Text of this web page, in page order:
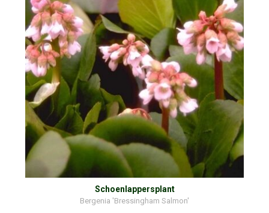
Schoenlappersplant
Bergenia 'Bressingham Salmon'